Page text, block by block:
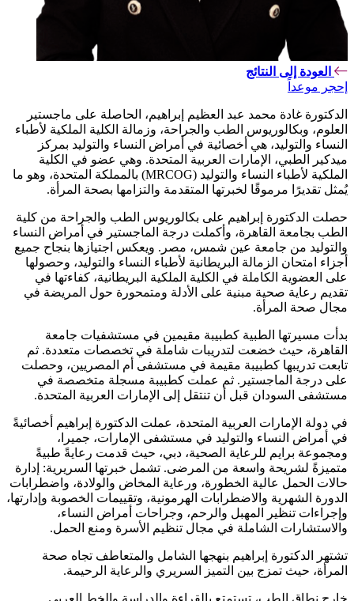
العودة إلى النتائج
إحجر موعداً
الدكتورة غادة محمد عبد العظيم إبراهيم، الحاصلة على ماجستير
العلوم، وبكالوريوس الطب والجراحة، وزمالة الكلية الملكية لأطباء
النساء والتوليد، هي أخصائية في أمراض النساء والتوليد بمركز
ميدكير الطبي، الإمارات العربية المتحدة. وهي عضو في الكلية
الملكية لأطباء النساء والتوليد (MRCOG) بالمملكة المتحدة، وهو ما
يُمثل تقديرًا مرموقًا لخبرتها المتقدمة والتزامها بصحة المرأة.
حصلت الدكتورة إبراهيم على بكالوريوس الطب والجراحة من كلية
الطب بجامعة القاهرة، وأكملت درجة الماجستير في أمراض النساء
والتوليد من جامعة عين شمس، مصر. ويعكس اجتيازها بنجاح جميع
أجزاء امتحان الزمالة البريطانية لأطباء النساء والتوليد، وحصولها
على العضوية الكاملة في الكلية الملكية البريطانية، كفاءتها في
تقديم رعاية صحية مبنية على الأدلة ومتمحورة حول المريضة في
مجال صحة المرأة.
بدأت مسيرتها الطبية كطبيبة مقيمين في مستشفيات جامعة
القاهرة، حيث خضعت لتدريبات شاملة في تخصصات متعددة. ثم
تابعت تدريبها كطبيبة مقيمة في مستشفى أم المصريين، وحصلت
على درجة الماجستير. ثم عملت كطبيبة مسجلة متخصصة في
مستشفى السودان قبل أن تنتقل إلى الإمارات العربية المتحدة.
في دولة الإمارات العربية المتحدة، عملت الدكتورة إبراهيم أخصائيةً
في أمراض النساء والتوليد في مستشفى الإمارات، جميرا،
ومجموعة برايم للرعاية الصحية، دبي، حيث قدمت رعايةً طبيةً
متميزةً لشريحة واسعة من المرضى. تشمل خبرتها السريرية: إدارة
حالات الحمل عالية الخطورة، ورعاية المخاض والولادة، واضطرابات
الدورة الشهرية والاضطرابات الهرمونية، وتقييمات الخصوبة وإدارتها،
وإجراءات تنظير المهبل والرحم، وجراحات أمراض النساء،
والاستشارات الشاملة في مجال تنظيم الأسرة ومنع الحمل.
تشتهر الدكتورة إبراهيم بنهجها الشامل والمتعاطف تجاه صحة
المرأة، حيث تمزج بين التميز السريري والرعاية الرحيمة.
خارج نطاق الطب، تستمتع بالقراءة والدراسة والخط العربي